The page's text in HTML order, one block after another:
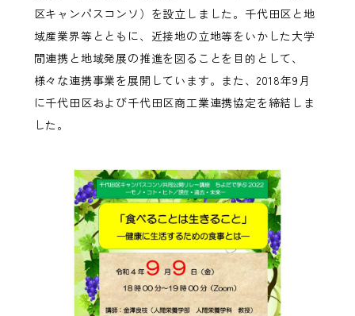
区キャンパスコンソ）を設立しました。千代田区と地
域産業界等とともに、近接地の立地等をいかした大学
間連携と地域発展の推進を図ることを目的として、
様々な連携事業を展開しています。また、2018年9月
に千代田区および千代田区商工業連携協定を締結しま
した。